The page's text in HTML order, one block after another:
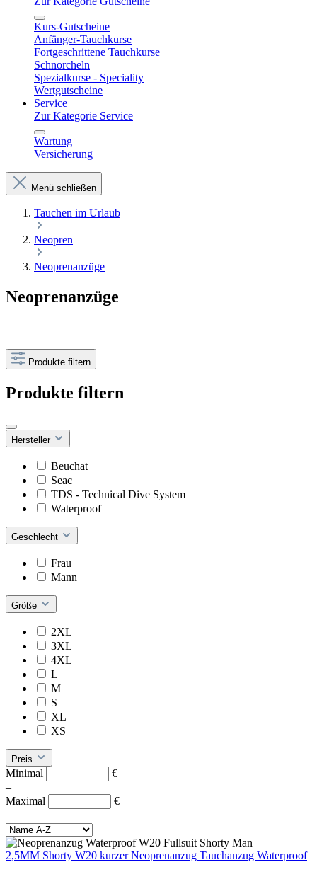
Kurs-Gutscheine
Anfänger-Tauchkurse
Fortgeschrittene Tauchkurse
Schnorcheln
Spezialkurse - Speciality
Wertgutscheine
Service
Zur Kategorie Service
Wartung
Versicherung
Menü schließen
Tauchen im Urlaub
Neopren
Neoprenanzüge
Neoprenanzüge
Produkte filtern
Produkte filtern
Hersteller
Beuchat
Seac
TDS - Technical Dive System
Waterproof
Geschlecht
Frau
Mann
Größe
2XL
3XL
4XL
L
M
S
XL
XS
Preis
Minimal
€
–
Maximal
€
2,5MM Shorty W20 kurzer Neoprenanzug Tauchanzug Waterproof